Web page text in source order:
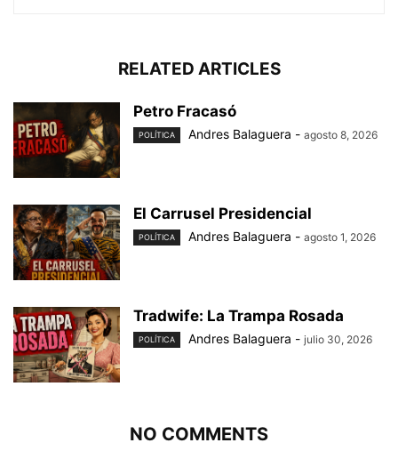
RELATED ARTICLES
Petro Fracasó
POLÍTICA Andres Balaguera - agosto 8, 2026
El Carrusel Presidencial
POLÍTICA Andres Balaguera - agosto 1, 2026
Tradwife: La Trampa Rosada
POLÍTICA Andres Balaguera - julio 30, 2026
NO COMMENTS